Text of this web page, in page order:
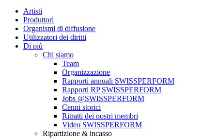
Artisti
Produttori
Organismi di diffusione
Utilizzatori dei diritti
Di più
Chi siamo
Team
Organizzazione
Rapporti annuali SWISSPERFORM
Rapporti RP SWISSPERFORM
Jobs @SWISSPERFORM
Cenni storici
Ritratti dei nostri membri
Video SWISSPERFORM
Ripartizione & incasso